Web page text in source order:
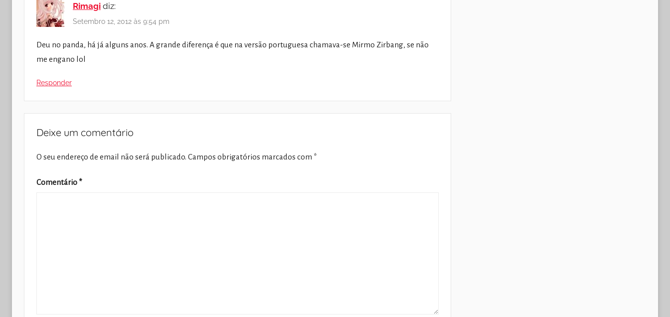
Rimagi diz:
Setembro 12, 2012 às 9:54 pm
Deu no panda, há já alguns anos. A grande diferença é que na versão portuguesa chamava-se Mirmo Zirbang, se não
me engano lol
Responder
Deixe um comentário
O seu endereço de email não será publicado. Campos obrigatórios marcados com *
Comentário *